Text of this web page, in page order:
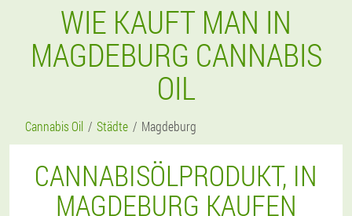
WIE KAUFT MAN IN
MAGDEBURG CANNABIS
OIL
Cannabis Oil Städte Magdeburg
CANNABISÖLPRODUKT, IN
MAGDEBURG KAUFEN